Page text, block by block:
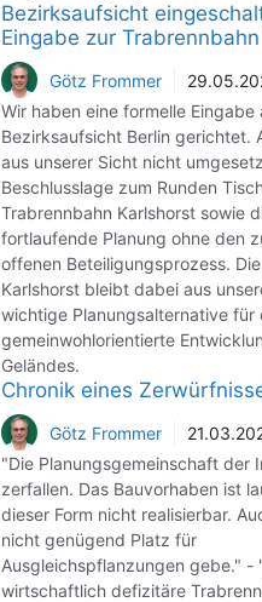
Bezirksaufsicht
Eingabe zur
Götz Frommer
Wir haben eine formelle Eingabe
Bezirksaufsicht Berlin gerichtet.
aus unserer Sicht nicht
Beschlusslage zum Runden
Trabrennbahn Karlshorst sowie
fortlaufende Planung ohne den
offenen Beteiligungsprozess.
Karlshorst bleibt dabei aus
wichtige Planungsalternative für
gemeinwohlorientierte
Geländes.
Chronik eines
Götz Frommer
"Die Planungsgemeinschaft der
zerfallen. Das Bauvorhaben ist
dieser Form nicht realisierbar.
nicht genügend Platz für
Ausgleichspflanzungen gebe." -
wirtschaftlich defizitäre